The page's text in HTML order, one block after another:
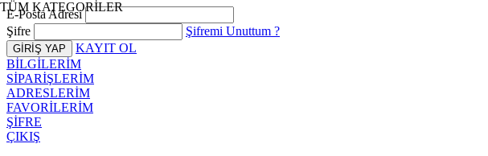
E-Posta Adresi
Şifre
Şifremi Unuttum ?
KAYIT OL
BİLGİLERİM
SİPARİŞLERİM
ADRESLERİM
FAVORİLERİM
ŞİFRE
ÇIKIŞ
TÜM KATEGORİLER